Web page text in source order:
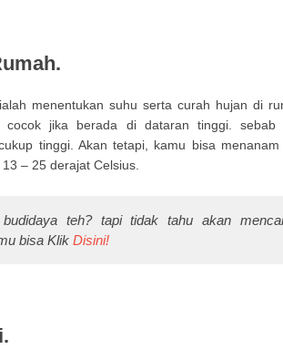
menentukan suhu serta curah hujan di
cocok jika berada di dataran tinggi. sebab
tinggi. Akan tetapi, kamu bisa
– 25 derajat Celsius.
teh? tapi tidak tahu akan
bisa KlikDisini!